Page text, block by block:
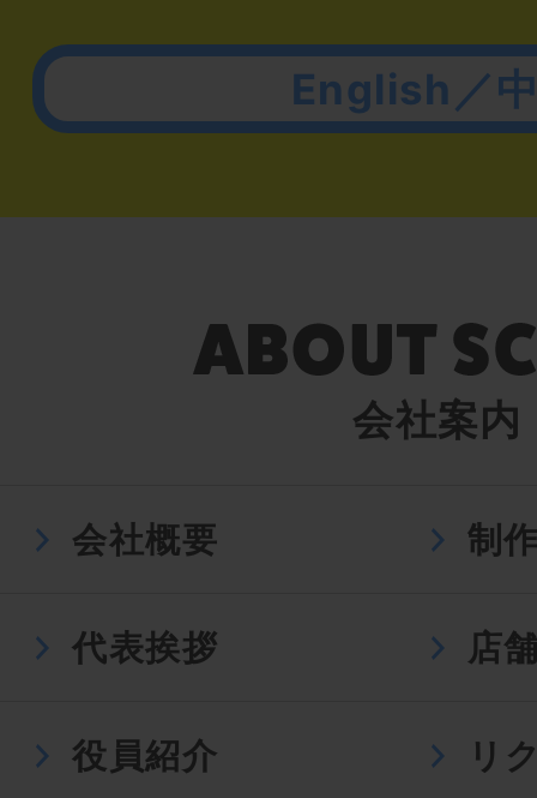
English／
会社案内
会社概要 制
代表挨拶 店
役員紹介 リ